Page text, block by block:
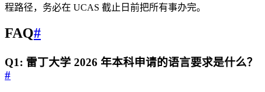
程路径，务必在 UCAS 截止日前把所有事办完。
FAQ#
Q1: 雷丁大学 2026 年本科申请的语言要求是什么？
#